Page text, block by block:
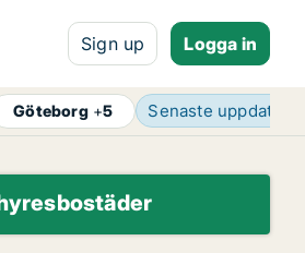
Sign up Logga in
Göteborg+5 Senaste